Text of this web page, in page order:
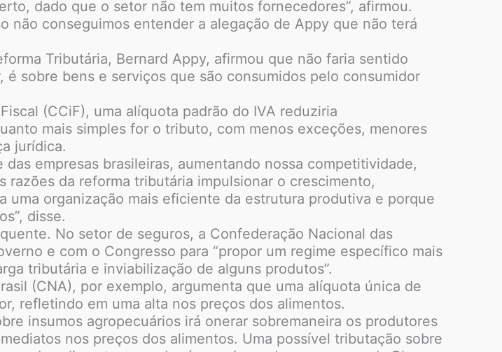
dado que o setor não tem muitos fornecedores”, afirmou.
não conseguimos entender a alegação de Appy que não terá
Tributária, Bernard Appy, afirmou que não faria sentido
sobre bens e serviços que são consumidos pelo consumidor
(CCiF), uma alíquota padrão do IVA reduziria
mais simples for o tributo, com menos exceções, menores
jurídica.
empresas brasileiras, aumentando nossa competitividade,
da reforma tributária impulsionar o crescimento,
organização mais eficiente da estrutura produtiva e porque
disse.
No setor de seguros, a Confederação Nacional das
e com o Congresso para “propor um regime específico mais
tributária e inviabilização de alguns produtos”.
(CNA), por exemplo, argumenta que uma alíquota única de
refletindo em uma alta nos preços dos alimentos.
insumos agropecuários irá onerar sobremaneira os produtores
nos preços dos alimentos. Uma possível tributação sobre